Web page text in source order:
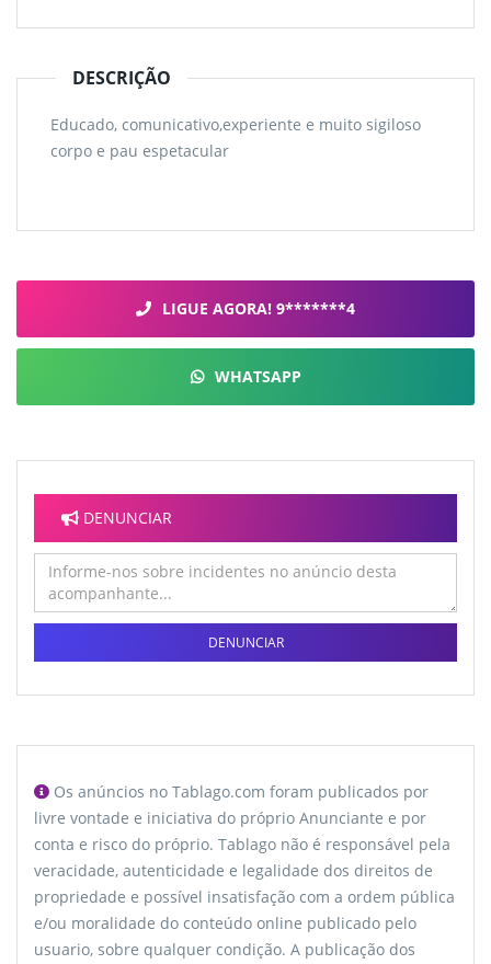
DESCRIÇÃO
Educado, comunicativo,experiente e muito sigiloso
corpo e pau espetacular
LIGUE AGORA! 9*******4
WHATSAPP
DENUNCIAR
DENUNCIAR
Os anúncios no Tablago.com foram publicados por
livre vontade e iniciativa do próprio Anunciante e por
conta e risco do próprio. Tablago não é responsável pela
veracidade, autenticidade e legalidade dos direitos de
propriedade e possível insatisfação com a ordem pública
e/ou moralidade do conteúdo online publicado pelo
usuario, sobre qualquer condição. A publicação dos